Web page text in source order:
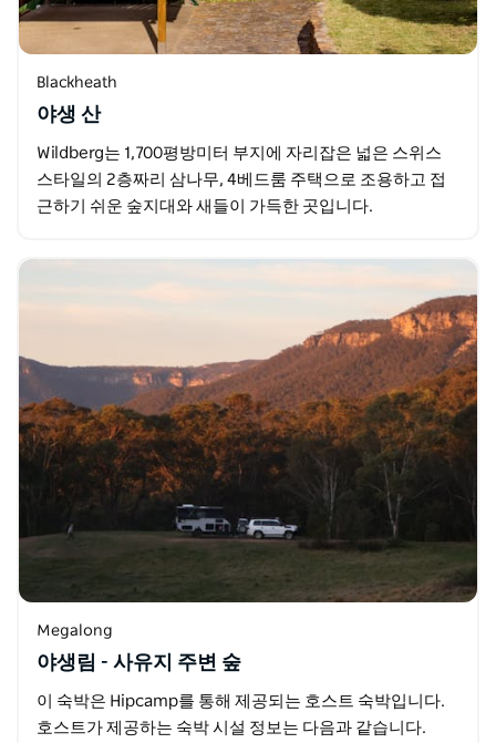
Blackheath
야생 산
Wildberg는 1,700평방미터 부지에 자리잡은 넓은 스위스
스타일의 2층짜리 삼나무, 4베드룸 주택으로 조용하고 접
근하기 쉬운 숲지대와 새들이 가득한 곳입니다.
Megalong
야생림 - 사유지 주변 숲
이 숙박은 Hipcamp를 통해 제공되는 호스트 숙박입니다.
호스트가 제공하는 숙박 시설 정보는 다음과 같습니다.